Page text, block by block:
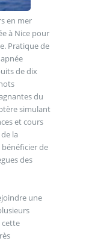
en mer
à Nice pour
Pratique de
de dix
du
simulant
et cours
la
bénéficier de
des
une
cette